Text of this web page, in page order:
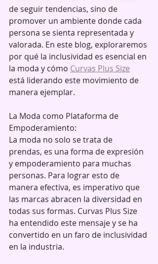
de seguir tendencias, sino de
promover un ambiente donde cada
persona se sienta representada y
valorada. En este blog, exploraremos
por qué la inclusividad es esencial en
la moda y cómo Curvas Plus Size
está liderando este movimiento de
manera ejemplar.
La Moda como Plataforma de
Empoderamiento:
La moda no solo se trata de
prendas, es una forma de expresión
y empoderamiento para muchas
personas. Para lograr esto de
manera efectiva, es imperativo que
las marcas abracen la diversidad en
todas sus formas. Curvas Plus Size
ha entendido este mensaje y se ha
convertido en un faro de inclusividad
en la industria.